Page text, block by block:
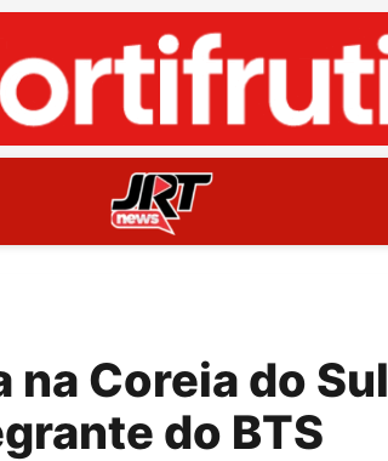
Coreia do Sul
do BTS